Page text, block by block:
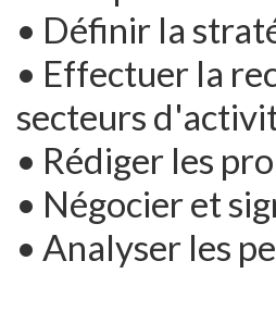
• Définir la
• Effectuer la
secteurs
• Rédiger les
• Négocier et
• Analyser les